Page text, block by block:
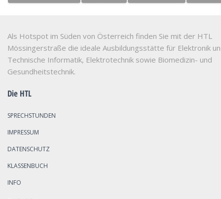
Als Hotspot im Süden von Österreich finden Sie mit der HTL
Mössingerstraße die ideale Ausbildungsstätte für Elektronik
Technische Informatik, Elektrotechnik sowie Biomedizin- und
Gesundheitstechnik.
Die HTL
SPRECHSTUNDEN
IMPRESSUM
DATENSCHUTZ
KLASSENBUCH
INFO